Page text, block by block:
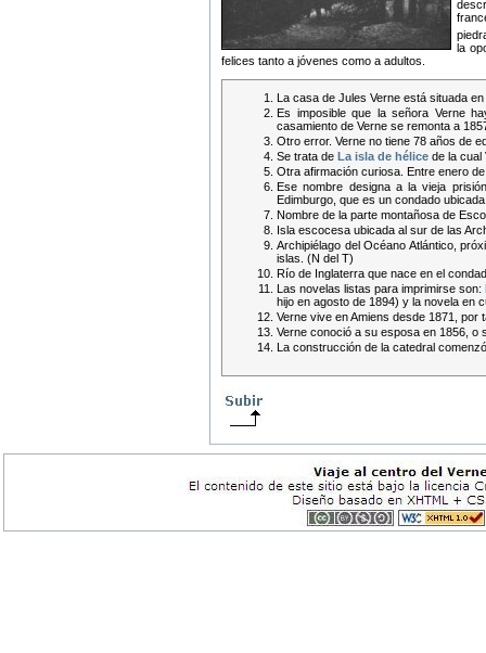
la
felices tanto a jóvenes como a adultos.
La casa de Jules Verne está situada
Es imposible que la señora Verne
casamiento de Verne se remonta a
Otro error. Verne no tiene 78 años de
Se trata de La isla de hélice de la cual
Otra afirmación curiosa. Entre enero
Ese nombre designa a la vieja
Edimburgo, que es un condado
Nombre de la parte montañosa de
Isla escocesa ubicada al sur de las
Archipiélago del Océano Atlántico,
islas. (N del T)
Río de Inglaterra que nace en el
Las novelas listas para imprimirse son:
hijo en agosto de 1894) y la novela en
Verne vive en Amiens desde 1871, por
Verne conoció a su esposa en 1856, o
La construcción de la catedral